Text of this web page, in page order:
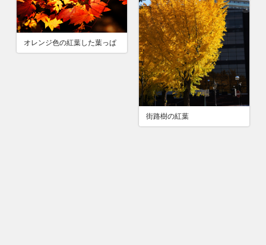
街路樹の紅葉
オレンジ色の紅葉した葉っぱ